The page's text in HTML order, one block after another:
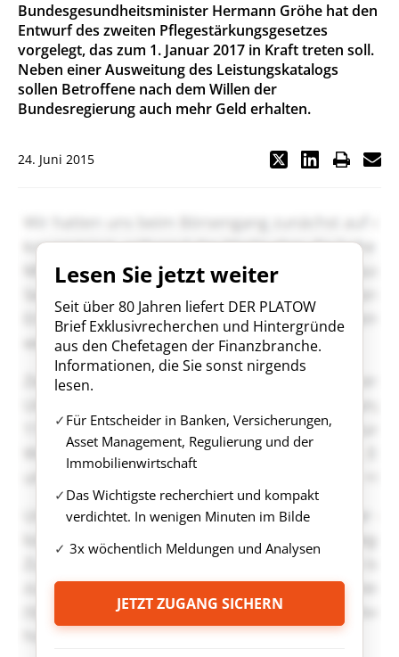
Bundesgesundheitsminister Hermann Gröhe hat den
Entwurf des zweiten Pflegestärkungsgesetzes
vorgelegt, das zum 1. Januar 2017 in Kraft treten soll.
Neben einer Ausweitung des Leistungskatalogs
sollen Betroffene nach dem Willen der
Bundesregierung auch mehr Geld erhalten.
24. Juni 2015
Lesen Sie jetzt weiter
Seit über 80 Jahren liefert DER PLATOW
Brief Exklusivrecherchen und Hintergründe
aus den Chefetagen der Finanzbranche.
Informationen, die Sie sonst nirgends
lesen.
Für Entscheider in Banken, Versicherungen,
Asset Management, Regulierung und der
Immobilienwirtschaft
Das Wichtigste recherchiert und kompakt
verdichtet. In wenigen Minuten im Bilde
3x wöchentlich Meldungen und Analysen
JETZT ZUGANG SICHERN